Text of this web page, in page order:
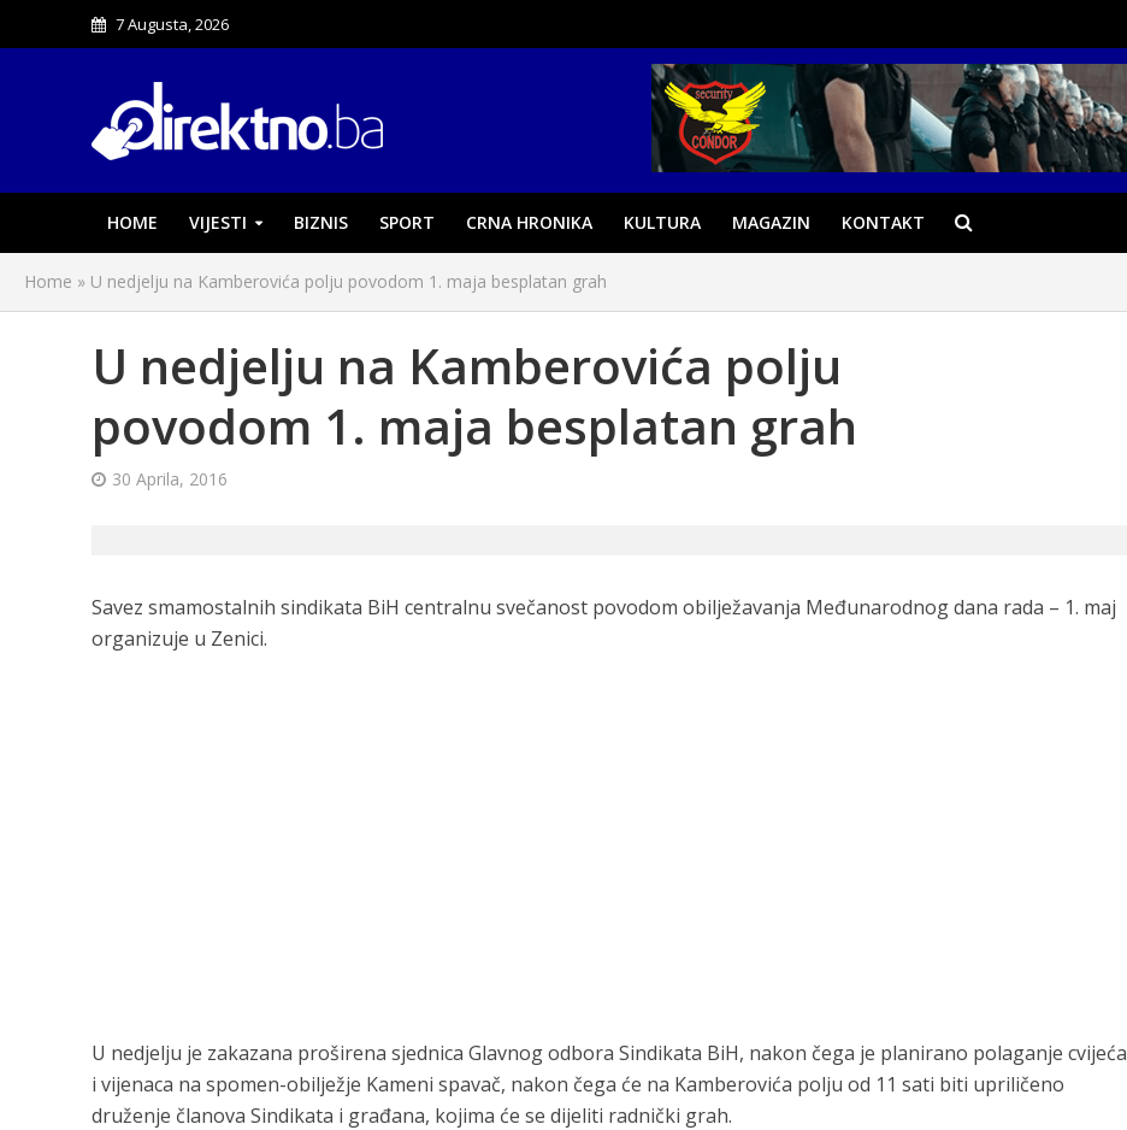
7 Augusta, 2026
HOME VIJESTI BIZNIS SPORT CRNA HRONIKA KULTURA MAGAZIN KONTAKT
Home » U nedjelju na Kamberovića polju povodom 1. maja besplatan grah
U nedjelju na Kamberovića polju
povodom 1. maja besplatan grah
30 Aprila, 2016
Savez smamostalnih sindikata BiH centralnu svečanost povodom obilježavanja Međunarodnog dana rada – 1. maj
organizuje u Zenici.
U nedjelju je zakazana proširena sjednica Glavnog odbora Sindikata BiH, nakon čega je planirano polaganje cvijeća
i vijenaca na spomen-obilježje Kameni spavač, nakon čega će na Kamberovića polju od 11 sati biti upriličeno
druženje članova Sindikata i građana, kojima će se dijeliti radnički grah.